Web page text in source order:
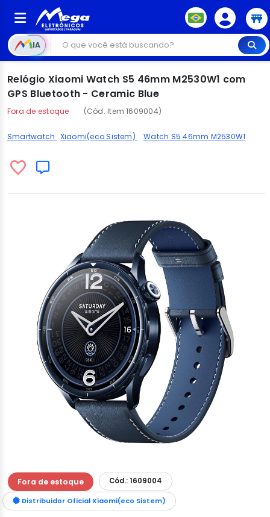
IA
Relógio Xiaomi Watch S5 46mm M2530W1 com
GPS Bluetooth - Ceramic Blue
Fora de estoque (Cód. Item 1609004)
Smartwatch Xiaomi(eco Sistem) Watch S5 46mm M2530W1
Fora de estoque Cód.: 1609004
Distribuidor Oficial Xiaomi(eco Sistem)